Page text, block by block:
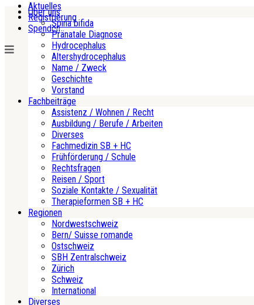
Aktuelles
Registrierung
Spenden
Über uns
Spina bifida
Pränatale Diagnose
Hydrocephalus
Altershydrocephalus
Name / Zweck
Geschichte
Vorstand
Fachbeiträge
Assistenz / Wohnen / Recht
Ausbildung / Berufe / Arbeiten
Diverses
Fachmedizin SB + HC
Frühförderung / Schule
Rechtsfragen
Reisen / Sport
Soziale Kontakte / Sexualität
Therapieformen SB + HC
Regionen
Nordwestschweiz
Bern/ Suisse romande
Ostschweiz
SBH Zentralschweiz
Zürich
Schweiz
International
Diverses